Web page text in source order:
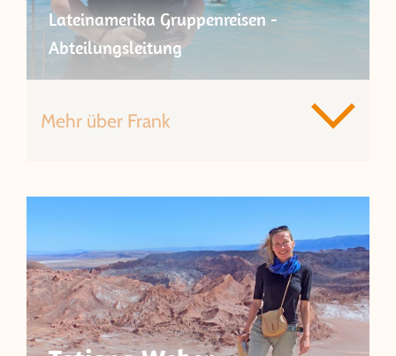
Lateinamerika Gruppenreisen -
Abteilungsleitung
Mehr über Frank